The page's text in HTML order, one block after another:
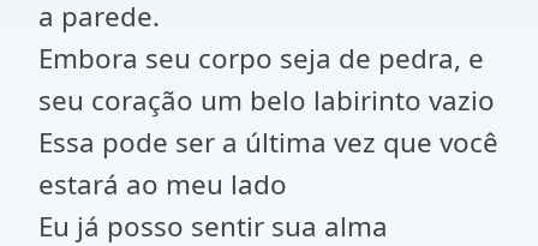
a parede.
Embora seu corpo seja de pedra, e
seu coração um belo labirinto vazio
Essa pode ser a última vez que você
estará ao meu lado
Eu já posso sentir sua alma